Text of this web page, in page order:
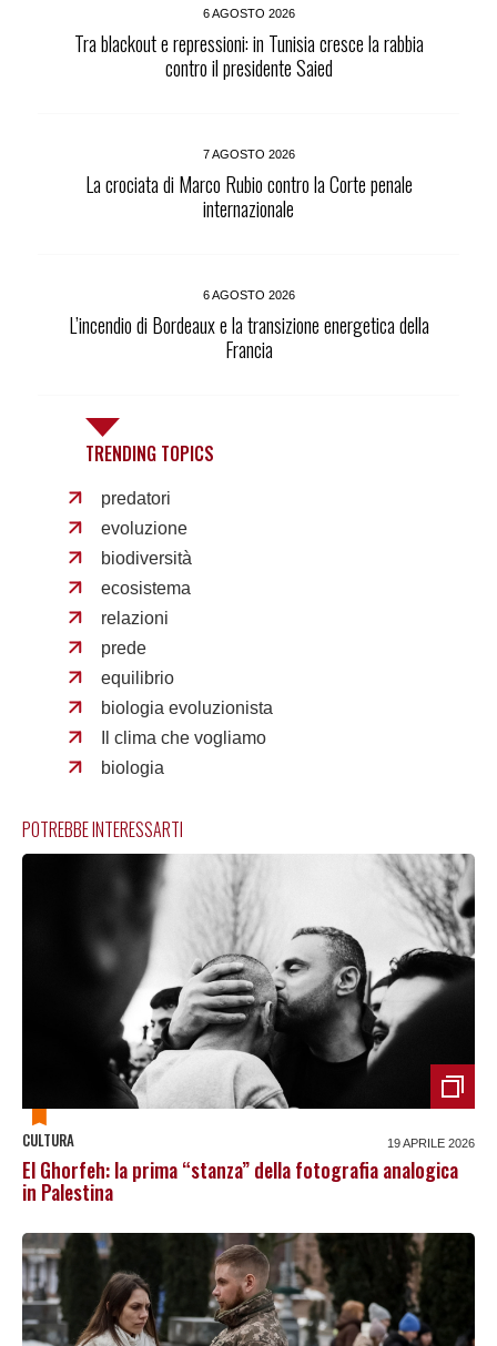
6 AGOSTO 2026
Tra blackout e repressioni: in Tunisia cresce la rabbia
contro il presidente Saied
7 AGOSTO 2026
La crociata di Marco Rubio contro la Corte penale
internazionale
6 AGOSTO 2026
L’incendio di Bordeaux e la transizione energetica della
Francia
TRENDING TOPICS
predatori
evoluzione
biodiversità
ecosistema
relazioni
prede
equilibrio
biologia evoluzionista
Il clima che vogliamo
biologia
POTREBBE INTERESSARTI
CULTURA 19 APRILE 2026
El Ghorfeh: la prima “stanza” della fotografia analogica
in Palestina